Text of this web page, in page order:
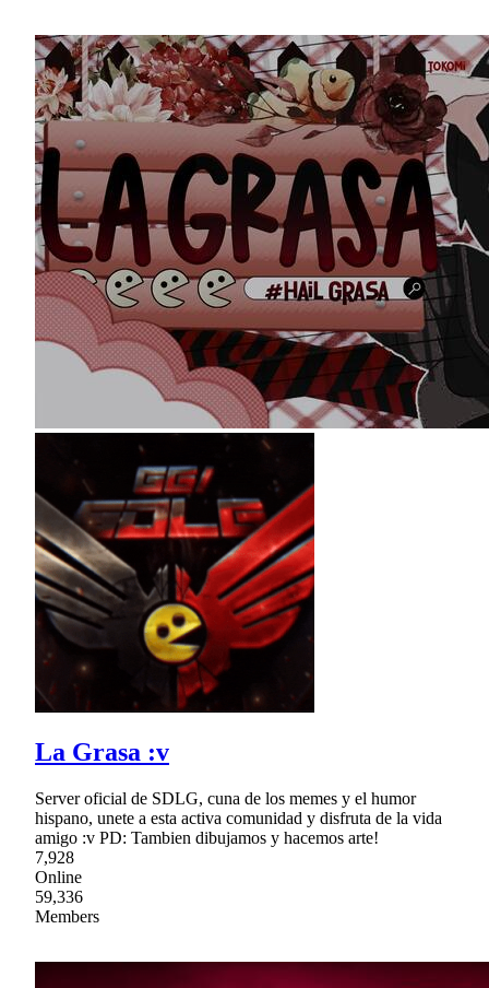
La Grasa :v
Server oficial de SDLG, cuna de los memes y el humor
hispano, unete a esta activa comunidad y disfruta de la vida
amigo :v PD: Tambien dibujamos y hacemos arte!
7,928
Online
59,336
Members